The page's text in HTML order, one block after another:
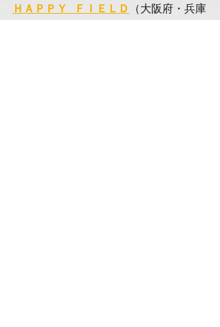
ＨＡＰＰＹ ＦＩＥＬＤ
（大阪府・兵庫